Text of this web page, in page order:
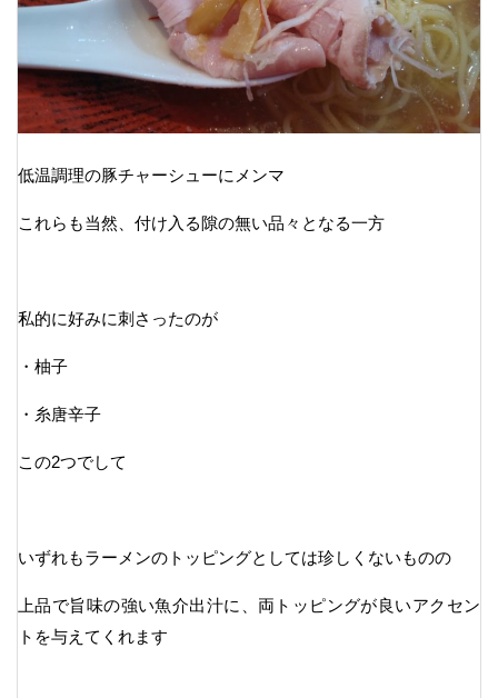
低温調理の豚チャーシューにメンマ
これらも当然、付け入る隙の無い品々となる一方
私的に好みに刺さったのが
・柚子
・糸唐辛子
この2つでして
いずれもラーメンのトッピングとしては珍しくないものの
上品で旨味の強い魚介出汁に、両トッピングが良いアクセン
トを与えてくれます